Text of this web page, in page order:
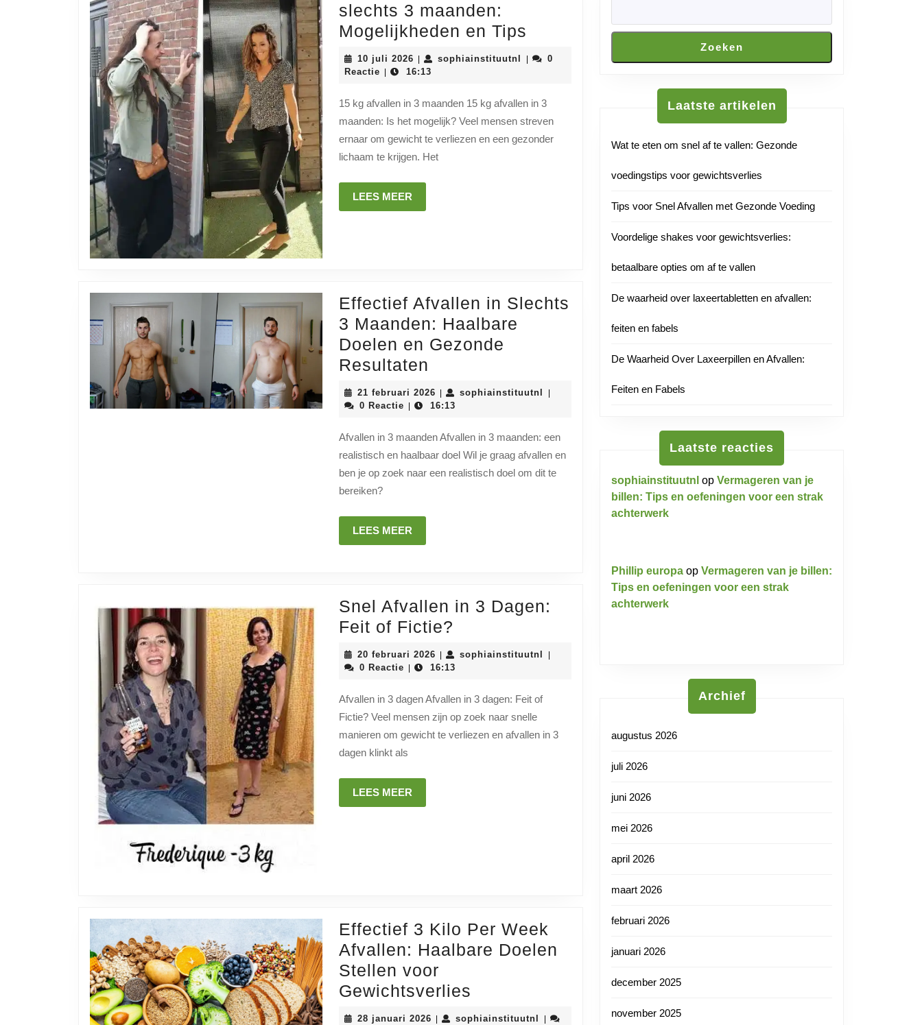
slechts 3 maanden:
Mogelijkheden en Tips
15
in
slechts
10 juli 2026 10
juli
sophiainstituutnl sophiainstituutnl
0
Reactie
16:13
15 kg afvallen in 3 maanden 15 kg afvallen in 3
maanden: Is het mogelijk? Veel mensen streven
ernaar om gewicht te verliezen en een gezonder
lichaam te krijgen. Het
LEES MEER
MEER
Effectief Afvallen in Slechts
3 Maanden: Haalbare
Doelen en Gezonde
Resultaten
Afvallen
in
3
Maanden:
21 februari 2026 21
februari
| sophiainstituutnl sophiainstituutnl
|
0 Reactie | 16:13
Afvallen in 3 maanden Afvallen in 3 maanden: een
realistisch en haalbaar doel Wil je graag afvallen en
ben je op zoek naar een realistisch doel om dit te
bereiken?
LEES MEER
MEER
Snel Afvallen in 3 Dagen:
Feit of Fictie?
Afvallen
in
Dagen:
Feit
20 februari 2026 20
februari
| sophiainstituutnl sophiainstituutnl
|
0 Reactie | 16:13
Afvallen in 3 dagen Afvallen in 3 dagen: Feit of
Fictie? Veel mensen zijn op zoek naar snelle
manieren om gewicht te verliezen en afvallen in 3
dagen klinkt als
LEES MEER
MEER
Effectief 3 Kilo Per Week
Afvallen: Haalbare Doelen
Stellen voor
Gewichtsverlies
3
28 januari 2026 28
sophiainstituutnl sophiainstituutnl
Zoeken
Laatste artikelen
Wat te eten om snel af te vallen: Gezonde
voedingstips voor gewichtsverlies
Tips voor Snel Afvallen met Gezonde Voeding
Voordelige shakes voor gewichtsverlies:
betaalbare opties om af te vallen
De waarheid over laxeertabletten en afvallen:
feiten en fabels
De Waarheid Over Laxeerpillen en Afvallen:
Feiten en Fabels
Laatste reacties
sophiainstituutnl op Vermageren van je
billen: Tips en oefeningen voor een strak
achterwerk
Phillip europa op Vermageren van je billen:
Tips en oefeningen voor een strak
achterwerk
Archief
augustus 2026
juli 2026
juni 2026
mei 2026
april 2026
maart 2026
februari 2026
januari 2026
december 2025
november 2025